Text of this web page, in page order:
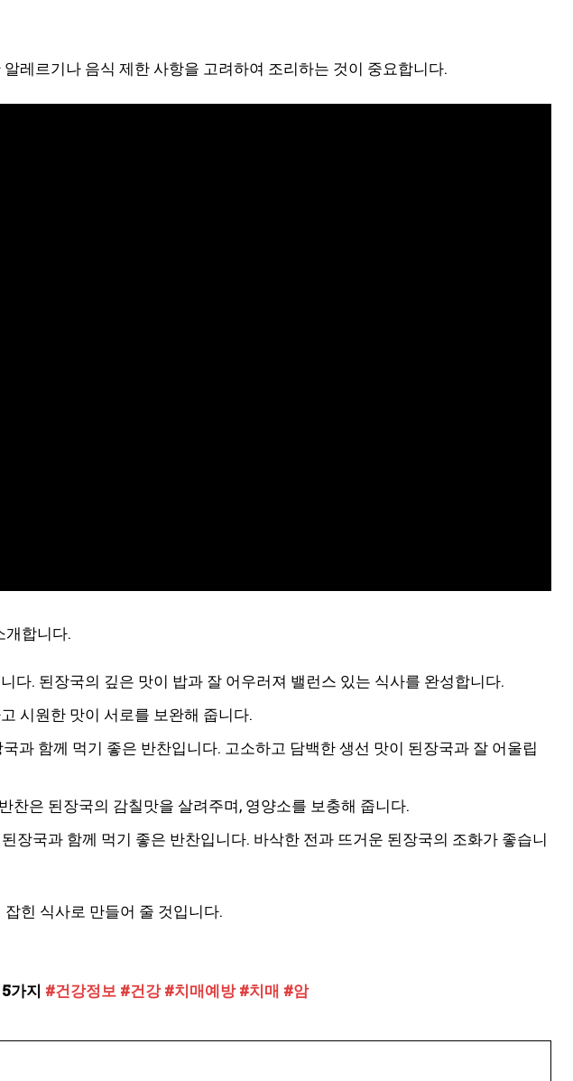
레르기나 음식 제한 사항을 고려하여 조리하는 것이 중요합니다.
개합니다.
다. 된장국의 깊은 맛이 밥과 잘 어우러져 밸런스 있는 식사를 완성합니다.
시원한 맛이 서로를 보완해 줍니다.
과 함께 먹기 좋은 반찬입니다. 고소하고 담백한 생선 맛이 된장국과 잘 어울립
찬은 된장국의 감칠맛을 살려주며, 영양소를 보충해 줍니다.
장국과 함께 먹기 좋은 반찬입니다. 바삭한 전과 뜨거운 된장국의 조화가 좋습니
힌 식사로 만들어 줄 것입니다.
가지 #건강정보 #건강 #치매예방 #치매 #암